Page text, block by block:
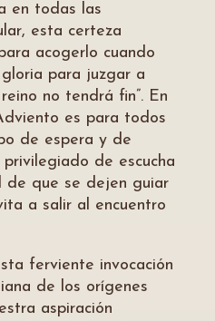
en todas las
esta certeza
acogerlo cuando
para juzgar a
no tendrá fin”. En
es para todos
de espera y de
de escucha
de que se dejen guiar
a salir al encuentro
ferviente invocación
de los orígenes
aspiración